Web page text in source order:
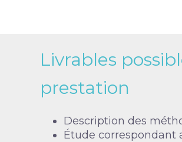
Livrables
prestation
Description des
Étude correspondant